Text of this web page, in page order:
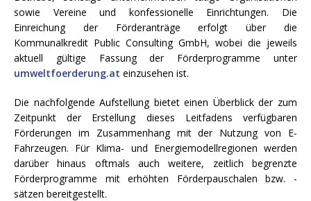
sowie Vereine und konfessionelle Einrichtungen. Die
Einreichung der Förderanträge erfolgt über die
Kommunalkredit Public Consulting GmbH, wobei die jeweils
aktuell gültige Fassung der Förderprogramme unter
umweltfoerderung.at einzusehen ist.
Die nachfolgende Aufstellung bietet einen Überblick der zum
Zeitpunkt der Erstellung dieses Leitfadens verfügbaren
Förderungen im Zusammenhang mit der Nutzung von E-
Fahrzeugen. Für Klima- und Energiemodellregionen werden
darüber hinaus oftmals auch weitere, zeitlich begrenzte
Förderprogramme mit erhöhten Förderpauschalen bzw. -
sätzen bereitgestellt.